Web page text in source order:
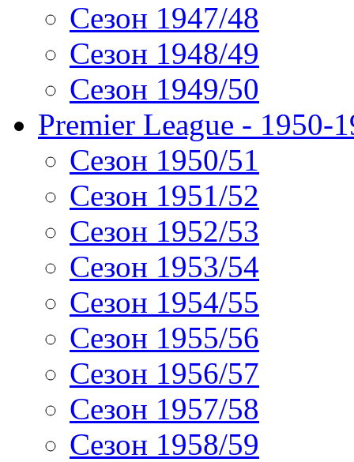
Сезон 1947/48
Сезон 1948/49
Сезон 1949/50
Premier League - 1950-
Сезон 1950/51
Сезон 1951/52
Сезон 1952/53
Сезон 1953/54
Сезон 1954/55
Сезон 1955/56
Сезон 1956/57
Сезон 1957/58
Сезон 1958/59